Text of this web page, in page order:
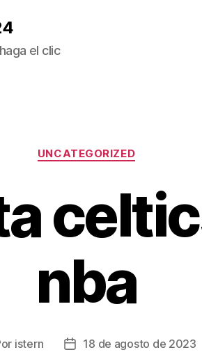
el clic
Categorías
UNCATEGORIZED
nba
istern
Fecha18 de agosto de 2023